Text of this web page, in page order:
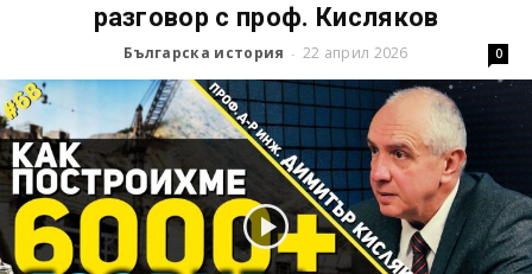
разговор с проф. Кисляков
Българска история - 22 април 2026 0